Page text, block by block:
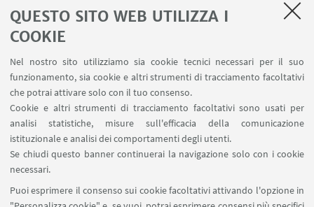
QUESTO SITO WEB UTILIZZA I
COOKIE
Nel nostro sito utilizziamo sia cookie tecnici necessari per il suo
funzionamento, sia cookie e altri strumenti di tracciamento facoltativi
che potrai attivare solo con il tuo consenso.
Cookie e altri strumenti di tracciamento facoltativi sono usati per
analisi statistiche, misure sull'efficacia della comunicazione
istituzionale e analisi dei comportamenti degli utenti.
Se chiudi questo banner continuerai la navigazione solo con i cookie
necessari.
Puoi esprimere il consenso sui cookie facoltativi attivando l'opzione in
sviluppare sinergie tra Game Design e
valorizzazione dei beni culturali.
In questa fase iniziale, una delegazione di docenti e
studenti dell’Università di Bologna è in Brasile per
il kick-off, che prevede lectures, game jam e attività
di co-design.
L’iniziativa è finanziata attraverso i Progetti
Innovativi nell'ambito degli accordi di
cooperazione internazionale.